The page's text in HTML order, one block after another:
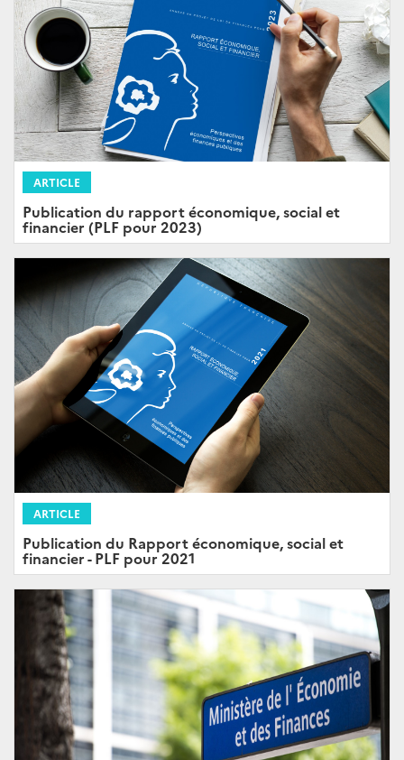
ARTICLE
Publication du rapport économique, social et
financier (PLF pour 2023)
ARTICLE
Publication du Rapport économique, social et
financier - PLF pour 2021